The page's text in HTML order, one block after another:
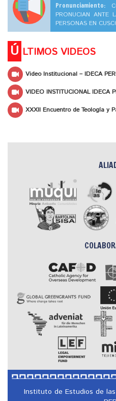
Pronunciamiento:
PRONUCIAN ANTE
PERSONAS EN
Ú LTIMOS VIDEOS
Video Institucional – IDECA
VIDEO INSTITUCIONAL IDECA
XXXII Encuentro de Teología y
Instituto de Estudios de